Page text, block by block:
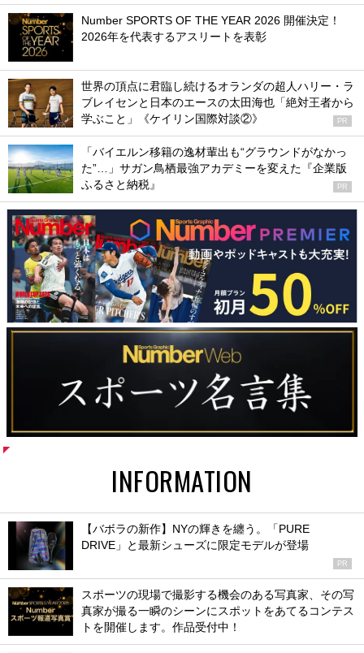
Number SPORTS OF THE YEAR 2026 開催決定！
2026年を代表するアスリートを表彰
世界の頂点に君臨し続けるオランダの超人ハリー・ラ
ブレイセンと日本のエースの太田海也「絶対王者から
学ぶこと」《ケイリン国際対談②》
PR
「バイエルン移籍の逸材輩出も“グラウンドがなかっ
た”…」サガン鳥栖最強アカデミーを変えた『企業版
ふるさと納税』
PR
INFORMATION
【バボラの新作】NYの輝きを纏う。「PURE
DRIVE」と最新シューズに限定モデルが登場
PR
スポーツの現場で撮影する機会のある写真家、その写
真家が撮る一瞬のシーンにスポットをあてるコンテス
トを開催します。作品受付中！